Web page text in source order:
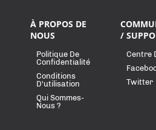
À PROPOS DE
NOUS
Politique De
Confidentialité
Conditions
D'utilisation
Qui Sommes-
Nous ?
/
Centre
Twitter